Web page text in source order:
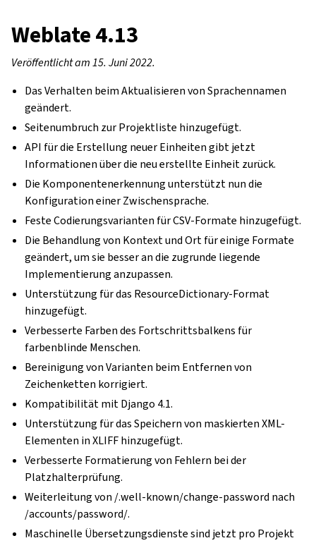
Weblate 4.13
Veröffentlicht am 15. Juni 2022.
Das Verhalten beim Aktualisieren von Sprachennamen
geändert.
Seitenumbruch zur Projektliste hinzugefügt.
API für die Erstellung neuer Einheiten gibt jetzt
Informationen über die neu erstellte Einheit zurück.
Die Komponentenerkennung unterstützt nun die
Konfiguration einer Zwischensprache.
Feste Codierungsvarianten für CSV-Formate hinzugefügt.
Die Behandlung von Kontext und Ort für einige Formate
geändert, um sie besser an die zugrunde liegende
Implementierung anzupassen.
Unterstützung für das ResourceDictionary-Format
hinzugefügt.
Verbesserte Farben des Fortschrittsbalkens für
farbenblinde Menschen.
Bereinigung von Varianten beim Entfernen von
Zeichenketten korrigiert.
Kompatibilität mit Django 4.1.
Unterstützung für das Speichern von maskierten XML-
Elementen in XLIFF hinzugefügt.
Verbesserte Formatierung von Fehlern bei der
Platzhalterprüfung.
Weiterleitung von /.well-known/change-password nach
/accounts/password/.
Maschinelle Übersetzungsdienste sind jetzt pro Projekt